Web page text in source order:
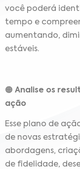
você poderá
tempo e
aumentando,
estáveis.
🟠 Analise os
ação
Esse plano de
de novas
abordagens,
de fidelidade,